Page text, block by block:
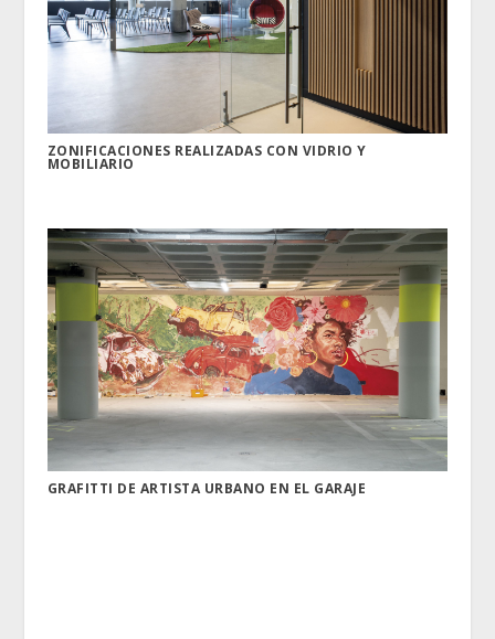
ZONIFICACIONES REALIZADAS CON VIDRIO Y
MOBILIARIO
GRAFITTI DE ARTISTA URBANO EN EL GARAJE